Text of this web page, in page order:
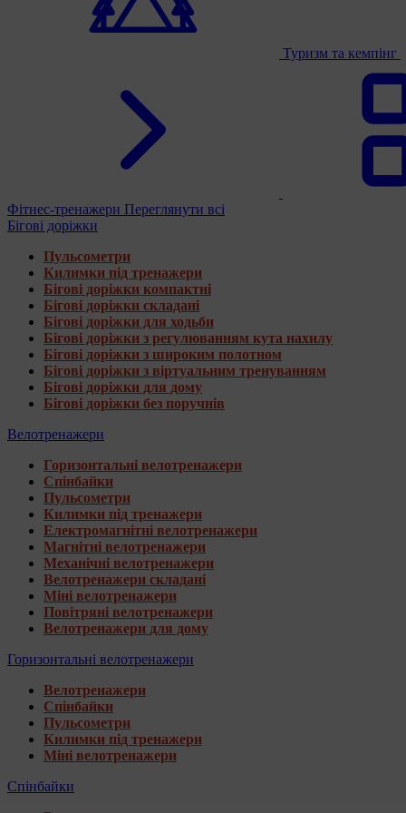
Туризм та кемпінг
Фітнес-тренажери Переглянути всі
Бігові доріжки
Пульсометри
Килимки під тренажери
Бігові доріжки компактні
Бігові доріжки складані
Бігові доріжки для ходьби
Бігові доріжки з регулюванням кута нахилу
Бігові доріжки з широким полотном
Бігові доріжки з віртуальним тренуванням
Бігові доріжки для дому
Бігові доріжки без поручнів
Велотренажери
Горизонтальні велотренажери
Спінбайки
Пульсометри
Килимки під тренажери
Електромагнітні велотренажери
Магнітні велотренажери
Механічні велотренажери
Велотренажери складані
Міні велотренажери
Повітряні велотренажери
Велотренажери для дому
Горизонтальні велотренажери
Велотренажери
Спінбайки
Пульсометри
Килимки під тренажери
Міні велотренажери
Спінбайки